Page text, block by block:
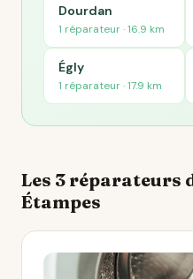
Dourdan
1 réparateur · 16.9 km
Égly
1 réparateur · 17.9 km
Les 3 réparateurs
Étampes